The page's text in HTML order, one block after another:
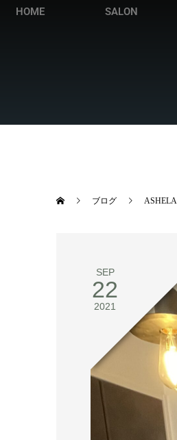
HOME SALON
ブログ ASHELA
SEP
22
2021